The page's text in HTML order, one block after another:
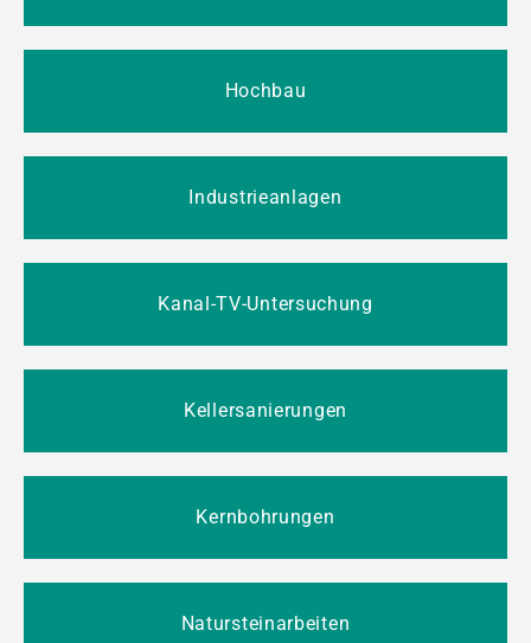
Hochbau
Industrieanlagen
Kanal-TV-Untersuchung
Kellersanierungen
Kernbohrungen
Natursteinarbeiten